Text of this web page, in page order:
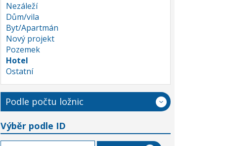
Nezáleží
Dům/vila
Byt/Apartmán
Nový projekt
Pozemek
Hotel
Ostatní
Podle počtu ložnic
Výběr podle ID